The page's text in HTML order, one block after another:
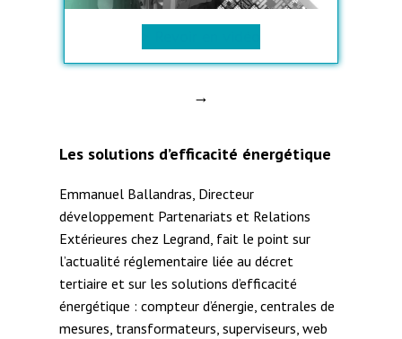
→
Les solutions d’efficacité énergétique
Emmanuel Ballandras, Directeur
développement Partenariats et Relations
Extérieures chez Legrand, fait le point sur
l’actualité réglementaire liée au décret
tertiaire et sur les solutions d’efficacité
énergétique : compteur d’énergie, centrales de
mesures, transformateurs, superviseurs, web